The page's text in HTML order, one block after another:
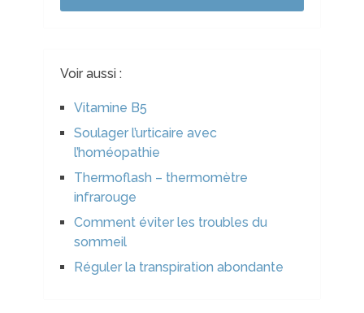
Voir aussi :
Vitamine B5
Soulager l’urticaire avec
l’homéopathie
Thermoflash – thermomètre
infrarouge
Comment éviter les troubles du
sommeil
Réguler la transpiration abondante